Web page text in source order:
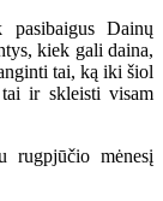
Dainų
kiek gali daina,
tai, ką iki šiol
ir skleisti visam
rugpjūčio mėnesį